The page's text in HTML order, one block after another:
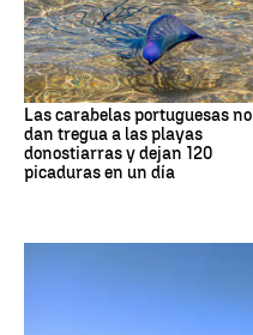
Las carabelas portuguesas no
dan tregua a las playas
donostiarras y dejan 120
picaduras en un día